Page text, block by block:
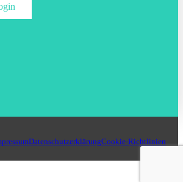
DatenschutzerklärungCookie-Richtlinien